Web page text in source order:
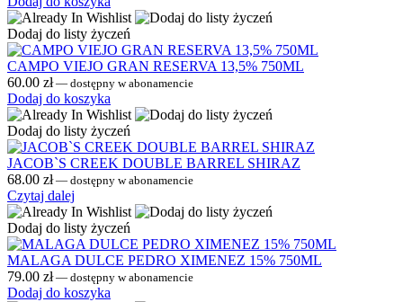
Dodaj do listy życzeń
CAMPO VIEJO GRAN RESERVA 13,5% 750ML
60.00 zł — dostępny w abonamencie
Dodaj do koszyka
Dodaj do listy życzeń
JACOB`S CREEK DOUBLE BARREL SHIRAZ
68.00 zł — dostępny w abonamencie
Czytaj dalej
Dodaj do listy życzeń
MALAGA DULCE PEDRO XIMENEZ 15% 750ML
79.00 zł — dostępny w abonamencie
Dodaj do koszyka